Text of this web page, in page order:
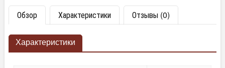
Обзор Характеристики Отзывы (0)
Характеристики